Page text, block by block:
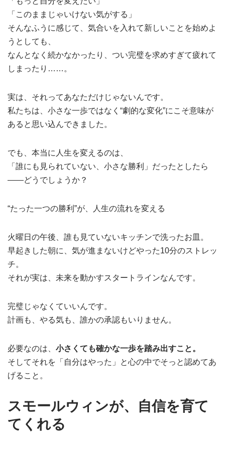
「このままじゃいけない気がする」
そんなふうに感じて、気合いを入れて新しいことを始めよ
うとしても、
なんとなく続かなかったり、つい完璧を求めすぎて疲れて
しまったり……。
実は、それってあなただけじゃないんです。
私たちは、小さな一歩ではなく“劇的な変化”にこそ意味が
あると思い込んできました。
でも、本当に人生を変えるのは、
「誰にも見られていない、小さな勝利」だったとしたら
――どうでしょうか？
“たった一つの勝利”が、人生の流れを変える
火曜日の午後、誰も見ていないキッチンで洗ったお皿。
早起きした朝に、気が進まないけどやった10分のストレッ
チ。
それが実は、未来を動かすスタートラインなんです。
完璧じゃなくていいんです。
計画も、やる気も、誰かの承認もいりません。
必要なのは、 小さくても確かな一歩を踏み出すこと。
そしてそれを「自分はやった」と心の中でそっと認めてあ
げること。
スモールウィンが、自信を育て
てくれる